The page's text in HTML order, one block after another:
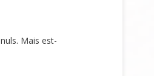
nuls. Mais est-